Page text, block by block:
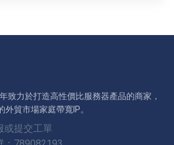
致力於打造高性價比服務器產品的商家，
貿市場家庭帶寬IP。
或提交工單